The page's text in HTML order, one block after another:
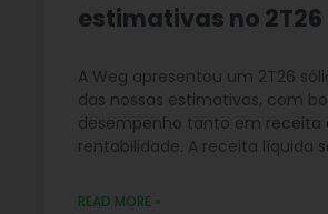
estimativas no 2T26
A Weg apresentou um 2T26
das nossas estimativas, com
desempenho tanto em receita
rentabilidade. A receita líquida
READ MORE »